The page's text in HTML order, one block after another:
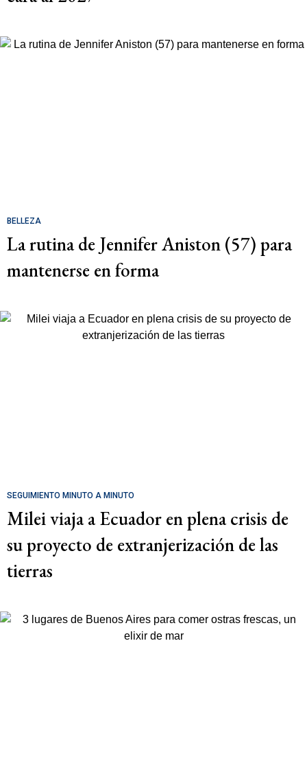
BELLEZA
La rutina de Jennifer Aniston (57) para
mantenerse en forma
SEGUIMIENTO MINUTO A MINUTO
Milei viaja a Ecuador en plena crisis de
su proyecto de extranjerización de las
tierras